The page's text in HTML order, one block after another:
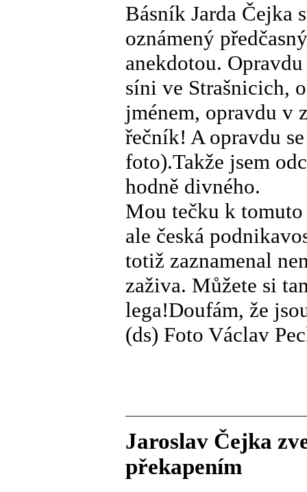
Básník Jarda Čejka
oznámený
anekdotou.
síni ve Strašnicich,
jménem, opravdu v
řečník! A opravdu
foto).Takže jsem
hodně divného.
Mou tečku k
ale česká
totiž zaznamenal
zaživa. Můžete si
lega!Doufám, že
(ds) Foto Václav
Jaroslav Čejka
překapením